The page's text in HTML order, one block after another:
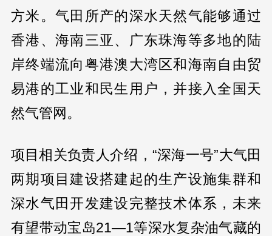
方米。气田所产的深水天然气能够通过
香港、海南三亚、广东珠海等多地的陆
岸终端流向粤港澳大湾区和海南自由贸
易港的工业和民生用户，并接入全国天
然气管网。
项目相关负责人介绍，“深海一号”大气田
两期项目建设搭建起的生产设施集群和
深水气田开发建设完整技术体系，未来
有望带动宝岛21—1等深水复杂油气藏的